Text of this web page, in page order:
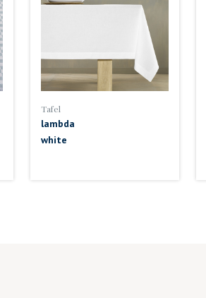
Tafel
lambda
white